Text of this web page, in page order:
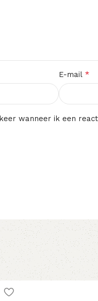
E-mail *
wanneer ik een